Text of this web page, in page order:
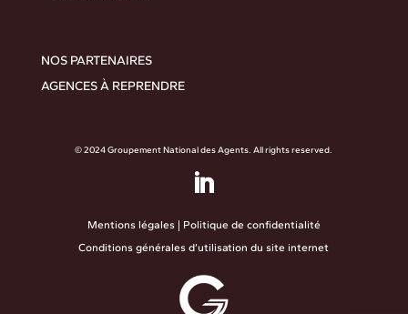
NOS PARTENAIRES
AGENCES À REPRENDRE
© 2024 Groupement National des Agents. All rights reserved.
Mentions légales| Politique de confidentialité
Conditions générales d’utilisation du site internet